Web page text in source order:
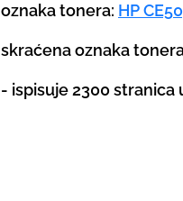
oznaka tonera: HP
skraćena oznaka
- ispisuje 2300 stranica